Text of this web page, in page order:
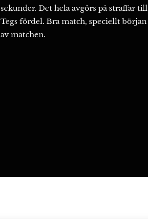
sekunder. Det hela avgörs på straffar till
Tegs fördel. Bra match, speciellt början
av matchen.